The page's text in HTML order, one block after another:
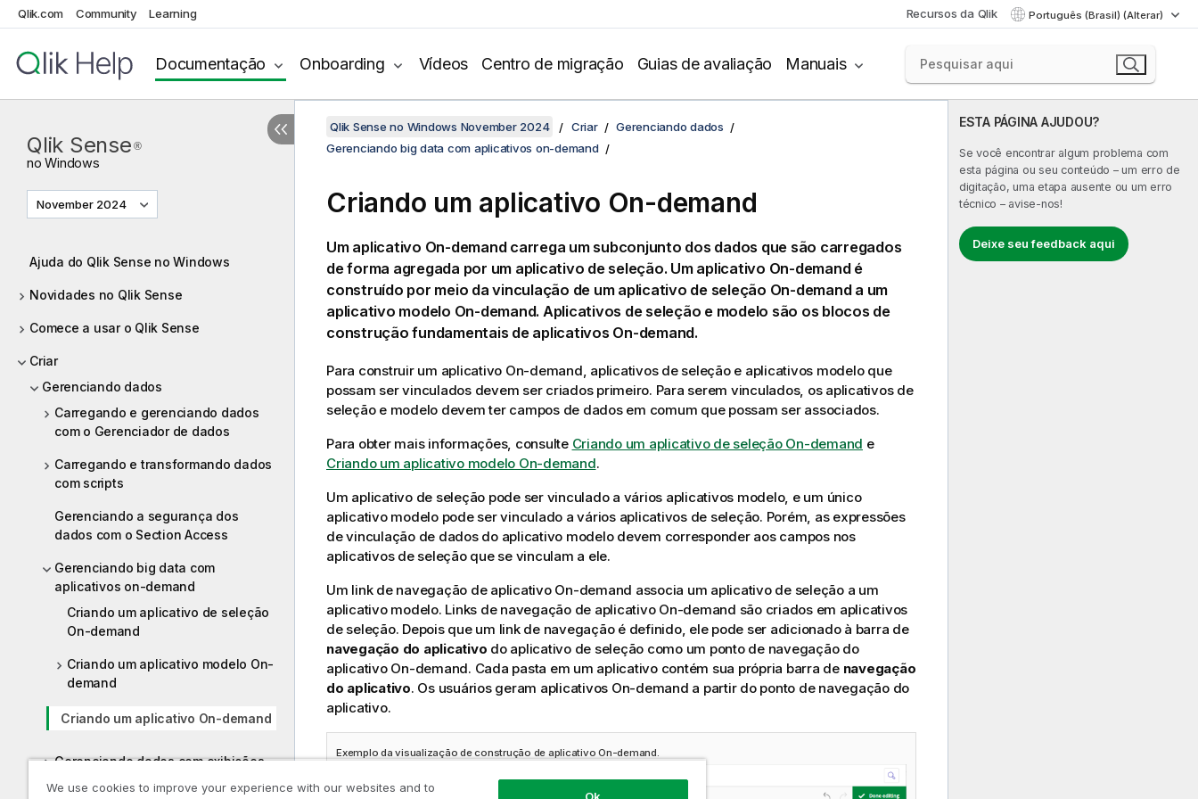
Qlik.com Community Learning Recursos da Qlik Português (Brasil) (Alterar)
Documentação Onboarding Vídeos Centro de migração Guias de avaliação Manuais
Qlik Sense ®
noWindows
November 2024
Ajuda do Qlik Sense no Windows
Novidades no Qlik Sense
Comece a usar o Qlik Sense
Criar
Gerenciando dados
Carregando e gerenciando dados
com o Gerenciador de dados
Carregando e transformando dados
com scripts
Gerenciando a segurança dos
dados com o Section Access
Gerenciando big data com
aplicativos on-demand
Criando um aplicativo de seleção
On-demand
Criando um aplicativo modelo On-
demand
Criando um aplicativo On-demand
Gerenciando dados com exibições
ESTA PÁGINA AJUDOU?
Se você encontrar algum problema com
esta página ou seu conteúdo – um erro de
digitação, uma etapa ausente ou um erro
técnico – avise-nos!
Deixe seu feedback aqui
Qlik Sense no Windows November 2024 Criar
Gerenciando dados
Gerenciando big data com aplicativos on-demand
Criando um aplicativo On-demand
Um aplicativo On-demand carrega um subconjunto dos dados que são carregados
de forma agregada por um aplicativo de seleção. Um aplicativo On-demand é
construído por meio da vinculação de um aplicativo de seleção On-demand a um
aplicativo modelo On-demand. Aplicativos de seleção e modelo são os blocos de
construção fundamentais de aplicativos On-demand.
Para construir um aplicativo On-demand, aplicativos de seleção e aplicativos modelo que
possam ser vinculados devem ser criados primeiro. Para serem vinculados, os aplicativos de
seleção e modelo devem ter campos de dados em comum que possam ser associados.
Para obter mais informações, consulte Criando um aplicativo de seleção On-demand e
Criando um aplicativo modelo On-demand.
Um aplicativo de seleção pode ser vinculado a vários aplicativos modelo, e um único
aplicativo modelo pode ser vinculado a vários aplicativos de seleção. Porém, as expressões
de vinculação de dados do aplicativo modelo devem corresponder aos campos nos
aplicativos de seleção que se vinculam a ele.
Um link de navegação de aplicativo On-demand associa um aplicativo de seleção a um
aplicativo modelo. Links de navegação de aplicativo On-demand são criados em aplicativos
de seleção. Depois que um link de navegação é definido, ele pode ser adicionado à barra de
navegação do aplicativo do aplicativo de seleção como um ponto de navegação do
aplicativo On-demand. Cada pasta em um aplicativo contém sua própria barra de navegação
do aplicativo. Os usuários geram aplicativos On-demand a partir do ponto de navegação do
aplicativo.
Exemplo da visualização de construção de aplicativo On-demand.
We use cookies to improve your experience with our websites and to